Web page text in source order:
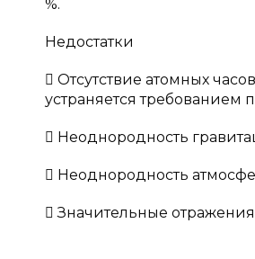
%.
Недостатки
 Отсутствие атомных
устраняется требованием
 Неоднородность
 Неоднородность
 Значительные